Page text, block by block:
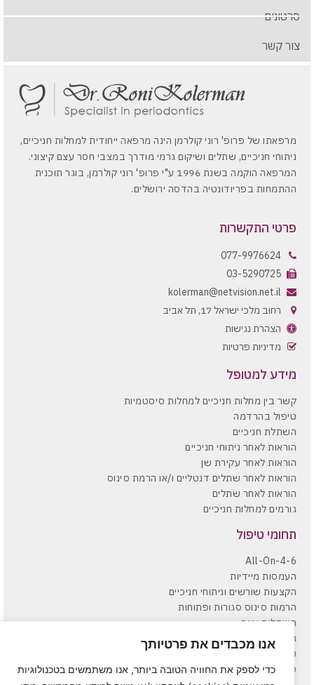
אנו מכבדים את פרטיותך
כדי לספק את החוויה הטובה ביותר, אנו משתמשים בטכנולוגיות
סרטונים
צור קשר
תחומי טיפול
All-On-4-6
העמסות מיידיות
הקצעות שורשים וניתוחי חניכיים
הרמות סינוס סגורות ופתוחות
השתלות עצם
השתלות שיניים
טיפול מניעתי ותחזוקת שתלים
כירורגיית פה ולסת
מידע למטופל
קשר בין מחלות חניכיים למחלות סיסטמיות
טיפול בהרדמה
השתלת חניכיים
הוראות לאחר ניתוחי חניכיים
הוראות לאחר עקירת שן
הוראות לאחר שתלים דנטליים ו/או הרמת סינוס
הוראות לאחר שתלים
גורמים למחלות חניכיים
פרטי התקשרות
077-9976624
03-5290725
kolerman@netvision.net.il
רחוב מלכי ישראל 17, תל אביב
הצהרת נגישות
מדיניות פרטיות
מרפאתו של פרופ' רוני קולרמן הינה מרפאה ייחודית למחלות חניכיים,
ניתוחי חניכיים, שתלים ושיקום גרמי מודרך במצבי חסר עצם קיצוני.
המרפאה הוקמה בשנת 1996 ע"י פרופ' רוני קולרמן, בוגר תוכנית
ההתמחות בפריודונטיה בהדסה ירושלים.